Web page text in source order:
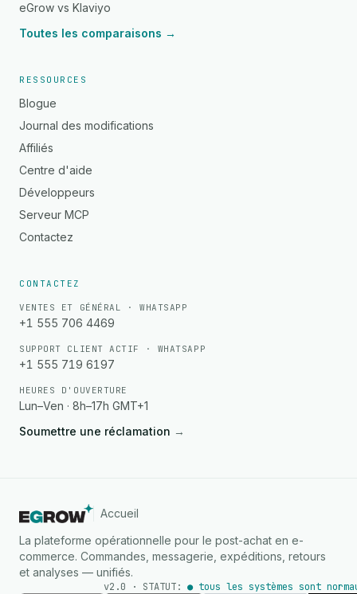
eGrow vs Klaviyo
Toutes les comparaisons →
RESSOURCES
Blogue
Journal des modifications
Affiliés
Centre d'aide
Développeurs
Serveur MCP
Contactez
CONTACTEZ
VENTES ET GÉNÉRAL · WHATSAPP
+1 555 706 4469
SUPPORT CLIENT ACTIF · WHATSAPP
+1 555 719 6197
HEURES D'OUVERTURE
Lun–Ven · 8h–17h GMT+1
Soumettre une réclamation →
Accueil
La plateforme opérationnelle pour le post-achat en e-
commerce. Commandes, messagerie, expéditions, retours
et analyses — unifiés.
v2.0 · STATUT: ● tous les systèmes sont